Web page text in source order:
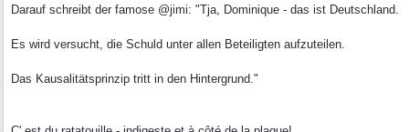
Darauf schreibt der famose @jimi: "Tja, Dominique - das ist Deutschland.
Es wird versucht, die Schuld unter allen Beteiligten aufzuteilen.
Das Kausalitätsprinzip tritt in den Hintergrund."